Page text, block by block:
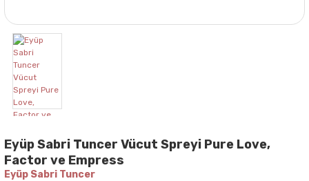
Eyüp Sabri Tuncer Vücut Spreyi Pure Love,
Factor ve Empress
Eyüp Sabri Tuncer